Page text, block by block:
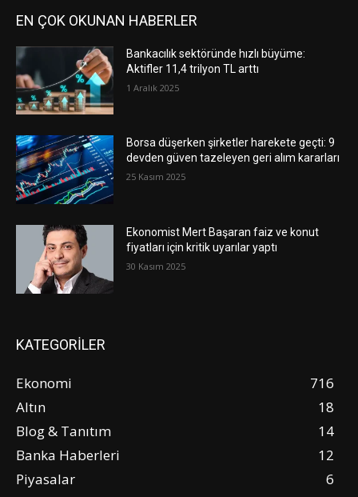
EN ÇOK OKUNAN HABERLER
Bankacılık sektöründe hızlı büyüme:
Aktifler 11,4 trilyon TL arttı
1 Aralık 2025
Borsa düşerken şirketler harekete geçti: 9
devden güven tazeleyen geri alım kararları
25 Kasım 2025
Ekonomist Mert Başaran faiz ve konut
fiyatları için kritik uyarılar yaptı
30 Kasım 2025
KATEGORİLER
Ekonomi
716
Altın
18
Blog & Tanıtım
14
Banka Haberleri
12
Piyasalar
6